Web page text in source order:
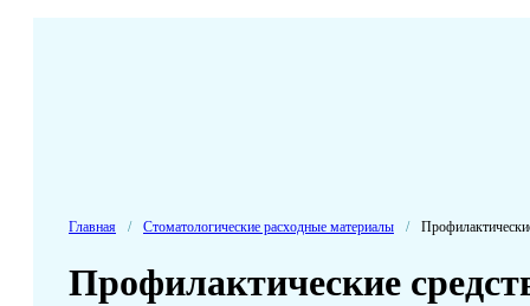
Главная / Стоматологические расходные материалы /
Профилактические